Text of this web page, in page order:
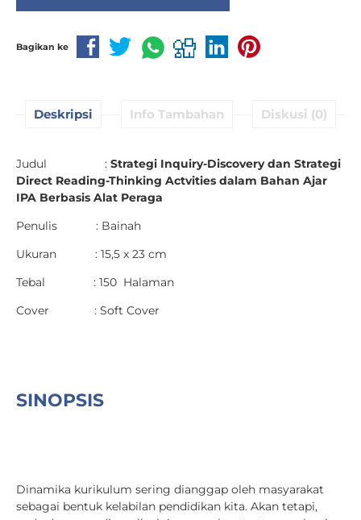
Bagikan ke
Deskripsi Info Tambahan Diskusi (0)
Judul : Strategi Inquiry-Discovery dan Strategi
Direct Reading-Thinking Actvities dalam Bahan Ajar
IPA Berbasis Alat Peraga
Penulis : Bainah
Ukuran : 15,5 x 23 cm
Tebal : 150 Halaman
Cover : Soft Cover
SINOPSIS
Dinamika kurikulum sering dianggap oleh masyarakat
sebagai bentuk kelabilan pendidikan kita. Akan tetapi,